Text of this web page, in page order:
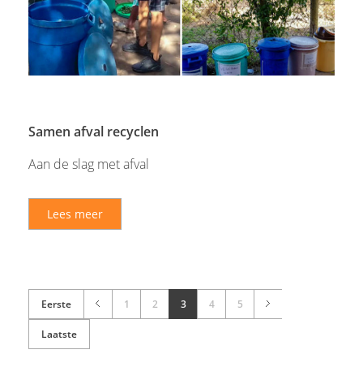
Samen afval recyclen
Aan de slag met afval
Lees meer
Eerste 1 2 3 4 5
Laatste